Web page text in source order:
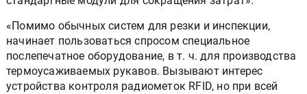
«Помимо обычных систем для резки и инспекции,
начинает пользоваться спросом специальное
послепечатное оборудование, в т. ч. для производства
термоусаживаемых рукавов. Вызывают интерес
устройства контроля радиометок RFID, но при всей